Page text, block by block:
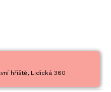
hřiště, Lidická 360